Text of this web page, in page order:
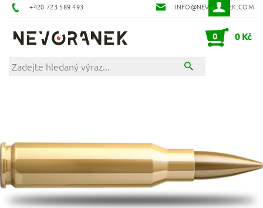
+420 723 589 493 INFO@NEVORANEK.COM
0 0 Kč